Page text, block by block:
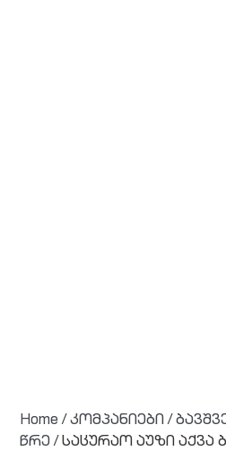
Home /კომპანიები /
წრე / საცურაო აუზი აქვა